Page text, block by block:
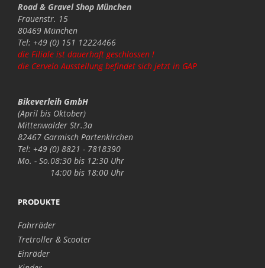
Road & Gravel Shop München
Frauenstr. 15
80469 München
Tel: +49 (0) 151 12224466
die Filiale ist dauerhaft geschlossen !
die Cervelo Ausstellung befindet sich jetzt in GAP
Bikeverleih GmbH
(April bis Oktober)
Mittenwalder Str.3a
82467 Garmisch Partenkirchen
Tel: +49 (0) 8821 - 7818390
Mo. - So.08:30 bis 12:30 Uhr
14:00 bis 18:00 Uhr
PRODUKTE
Fahrräder
Tretroller & Scooter
Einräder